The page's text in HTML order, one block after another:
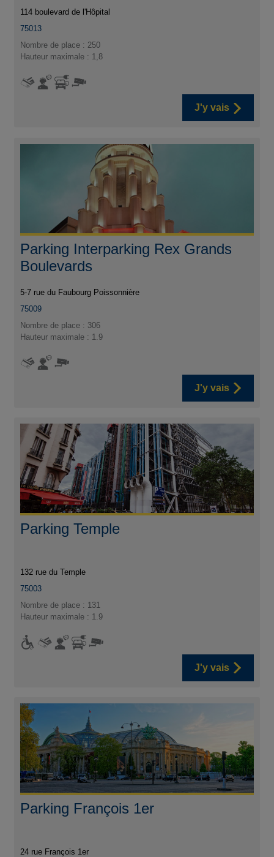
114 boulevard de l'Hôpital
75013
Nombre de place : 250
Hauteur maximale : 1,8
J'y vais
Parking Interparking Rex Grands
Boulevards
5-7 rue du Faubourg Poissonnière
75009
Nombre de place : 306
Hauteur maximale : 1.9
J'y vais
Parking Temple
132 rue du Temple
75003
Nombre de place : 131
Hauteur maximale : 1.9
J'y vais
Parking François 1er
24 rue François 1er